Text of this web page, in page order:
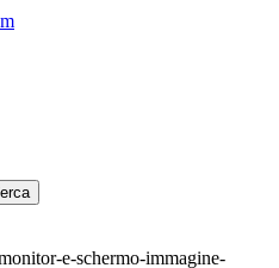
e-schermo-immagine-